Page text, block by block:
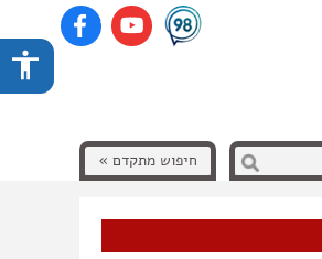
חיפוש מתקדם »